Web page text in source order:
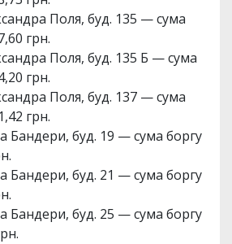
Поля, буд. 135 — сума
грн.
Поля, буд. 135 Б — сума
грн.
Поля, буд. 137 — сума
грн.
Бандери, буд. 19 — сума боргу
Бандери, буд. 21 — сума боргу
Бандери, буд. 25 — сума боргу